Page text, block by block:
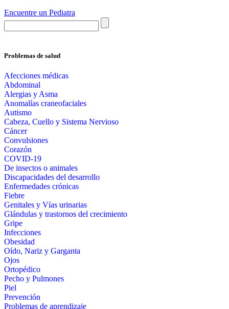
Encuentre un Pediatra
Problemas de salud
Afecciones médicas
Abdominal
Alergias y Asma
Anomalías craneofaciales
Autismo
Cabeza, Cuello y Sistema Nervioso
Cáncer
Convulsiones
Corazón
COVID-19
De insectos o animales
Discapacidades del desarrollo
Enfermedades crónicas
Fiebre
Genitales y Vías urinarias
Glándulas y trastornos del crecimiento
Gripe
Infecciones
Obesidad
Oído, Nariz y Garganta
Ojos
Ortopédico
Pecho y Pulmones
Piel
Prevención
Problemas de aprendizaje